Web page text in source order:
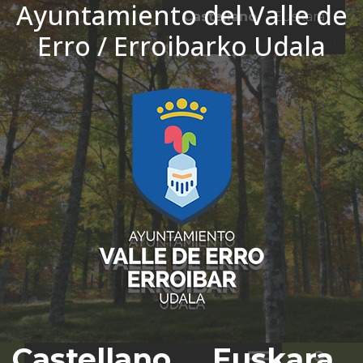
Ayuntamiento del Valle de
Erro / Erroibarko Udala
Ir al contenido
Castellano
Euskara
El tiempo - Tutiempo.net